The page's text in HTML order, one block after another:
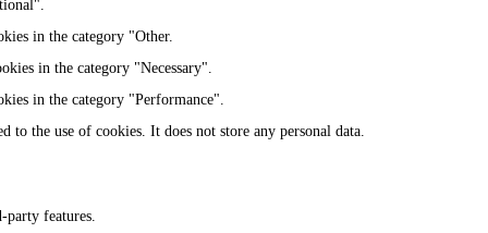
in the category "Other.
in the category "Necessary".
in the category "Performance".
to the use of cookies. It does not store any personal data.
party features.